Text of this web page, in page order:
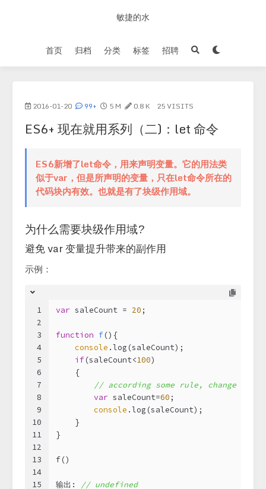
敏捷的水
首页 归档 分类 标签 招聘
2016-01-20 99+ 5 M 0.8 K 25VISITS
ES6+ 现在就用系列（二)：let 命令
ES6新增了let命令，用来声明变量。它的用法类
似于var，但是所声明的变量，只在let命令所在的
代码块内有效。也就是有了块级作用域。
为什么需要块级作用域?
避免 var 变量提升带来的副作用
示例：
1
2
3
4
5
6
7
8
9
10
11
12
13
14
15
var saleCount = 20 ;
function f() {
console .log(saleCount);
if(saleCount<100)
    {
// according some rule, change it to
var saleCount=60 ;
console .log(saleCount);
    }
}
f()
输出: // undefined